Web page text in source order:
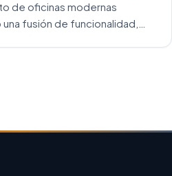
de oficinas modernas
fusión de funcionalidad,